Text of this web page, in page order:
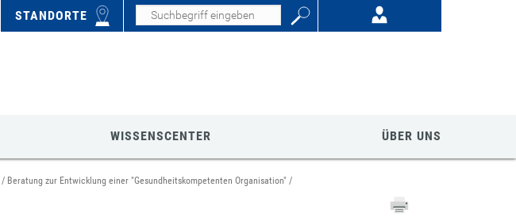
STANDORTE
WISSENSCENTER ÜBER UNS
Beratung zur Entwicklung einer "Gesundheitskompetenten Organisation"